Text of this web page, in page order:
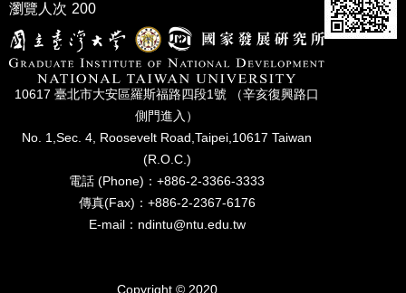
刊
口
試
區
所
瀏覽人次 200
10617 臺北市⼤安區羅斯福路四段1號 （辛亥復興路⼝
側⾨進入）
No. 1,Sec. 4, Roosevelt Road,Taipei,10617 Taiwan
(R.O.C.)
電話 (Phone)：+886-2-3366-3333
傳真(Fax)：+886-2-2367-6176
E-mail：ndintu@ntu.edu.tw
Copyright © 2020